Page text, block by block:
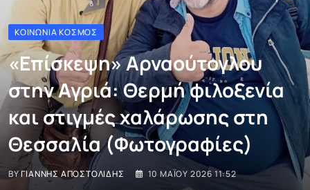
ΚΟΙΝΩΝΊΑ ΚΌΣΜΟΣ
«Επίσκεψη» Αρναούτογλου
στην Αγριά: Θερμή φιλοξενία
και στιγμές χαλάρωσης στη
Θεσσαλία (Φωτογραφίες)
BYΓΙΆΝΝΗΣ ΑΠΟΣΤΟΛΊΔΗΣ 10 ΜΑΪ́ΟΥ 2026 11:52